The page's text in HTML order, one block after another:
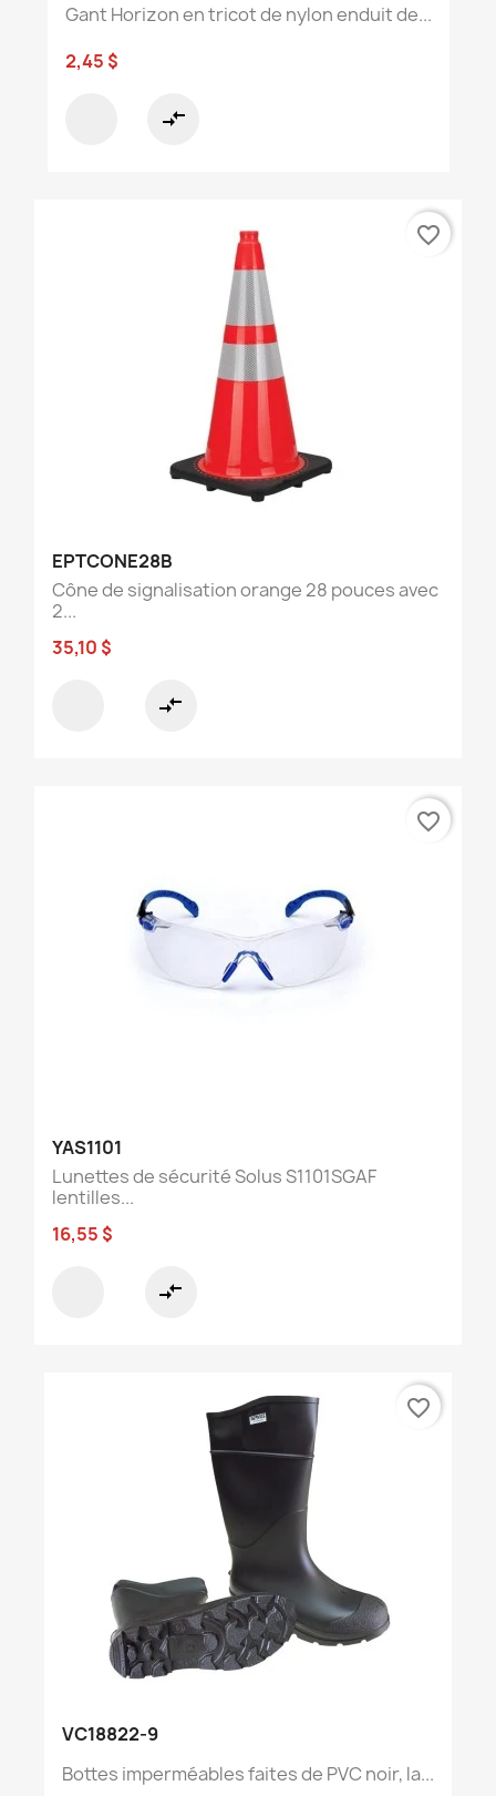
Gant Horizon en tricot de nylon enduit de...
2,45 $
compare_arrows
EPTCONE28B
Cône de signalisation orange 28 pouces avec
2...
35,10 $
compare_arrows
favorite_border
YAS1101
Lunettes de sécurité Solus S1101SGAF
lentilles...
16,55 $
compare_arrows
favorite_border
VC18822-9
Bottes imperméables faites de PVC noir, la...
favorite_border